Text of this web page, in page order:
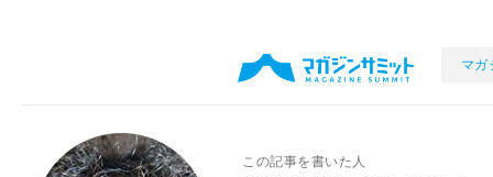
マガ
この記事を書いた人